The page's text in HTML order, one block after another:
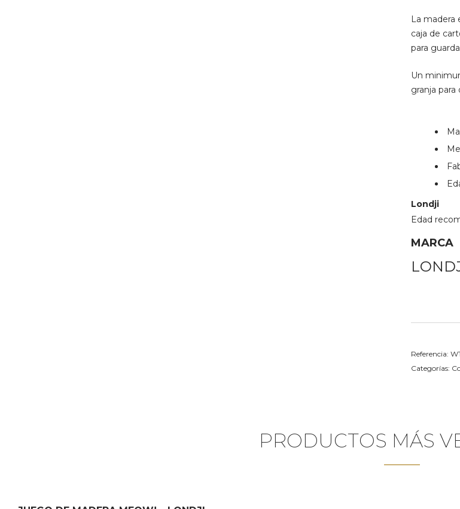
La madera
caja de
para
Un
granja
Londji
Edad
MARCA
Referencia:
Categorías:
PRODUCTOS MÁS